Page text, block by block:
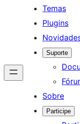
Temas
Plugins
Suporte
Sobre
Participe